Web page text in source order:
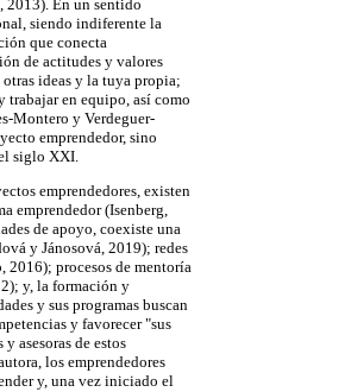
2013). En un sentido
siendo indiferente la
que conecta
de actitudes y valores
ideas y la tuya propia;
en equipo, así como
Montero y Verdeguer-
emprendedor, sino
siglo XXI.
emprendedores, existen
emprendedor (Isenberg,
de apoyo, coexiste una
y Jánosová, 2019); redes
procesos de mentoría
y, la formación y
y sus programas buscan
y favorecer "sus
asesoras de estos
los emprendedores
y, una vez iniciado el